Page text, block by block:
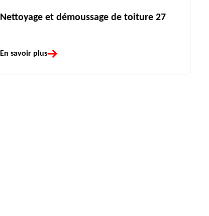
Nettoyage et démoussage de toiture 27
En savoir plus